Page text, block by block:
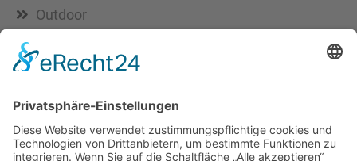
Öffnungszeiten
Montag - Donnerstag
07:00 - 22:30 Uhr
Outdoor
Strandbar